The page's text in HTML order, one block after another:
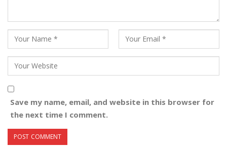
Save my name, email, and website in this browser for
the next time I comment.